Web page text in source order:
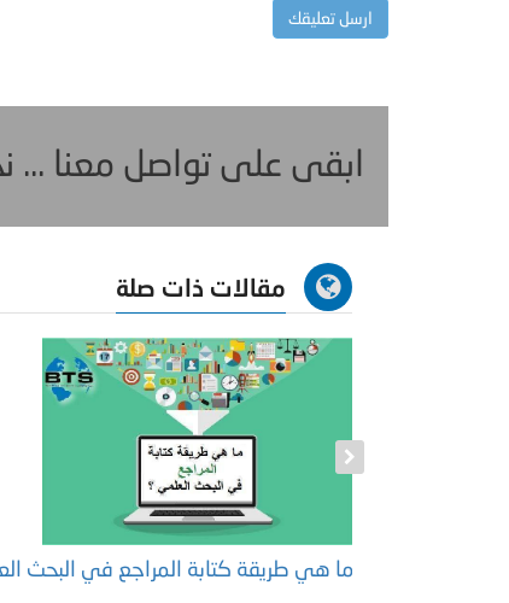
ابقى على تواصل معنا ...
مقالات ذات صلة
ما هي طريقة كتابة المراجع في البحث